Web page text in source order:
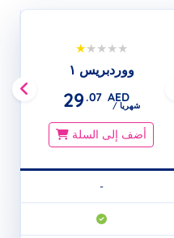
ووردبريس ١
29.07 AED
/ شهريا
أضف إلى السلة
-